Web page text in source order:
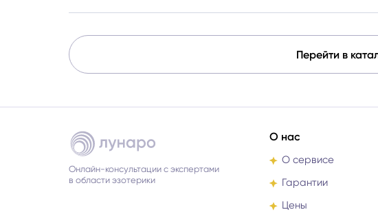
Перейти в
Онлайн-консультации с экспертами
в области эзотерики
О нас
О сервисе
Гарантии
Цены